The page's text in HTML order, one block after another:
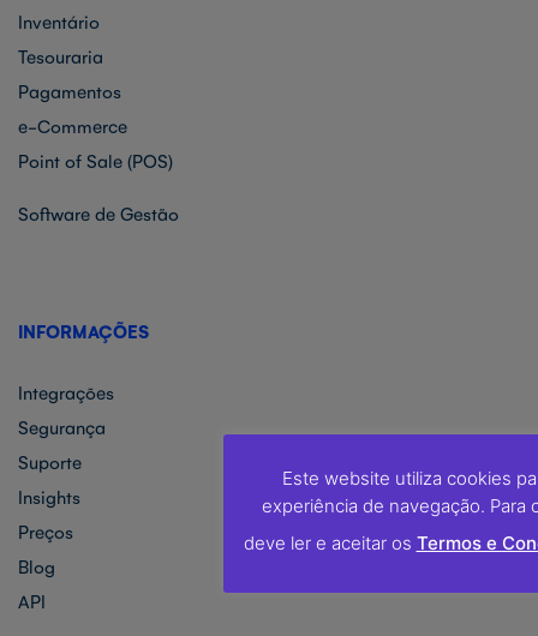
Inventário
Tesouraria
Pagamentos
e-Commerce
Point of Sale (POS)
Software de Gestão
INFORMAÇÕES
Integrações
Segurança
Suporte
Insights
Preços
Blog
API
Este website utiliza cookies
experiência de navegação. Para
deve ler e aceitar os Termos e